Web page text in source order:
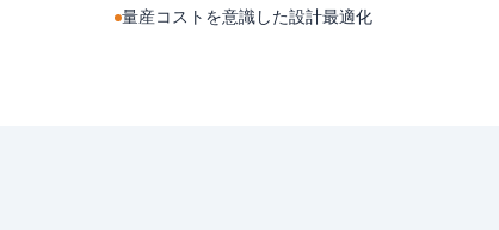
量産コストを意識した設計最適化